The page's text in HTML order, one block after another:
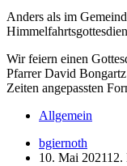
Anders als im
Wir feiern einen
Pfarrer David
Zeiten angepassten
Allgemein
bgiernoth
10. Mai 202112.